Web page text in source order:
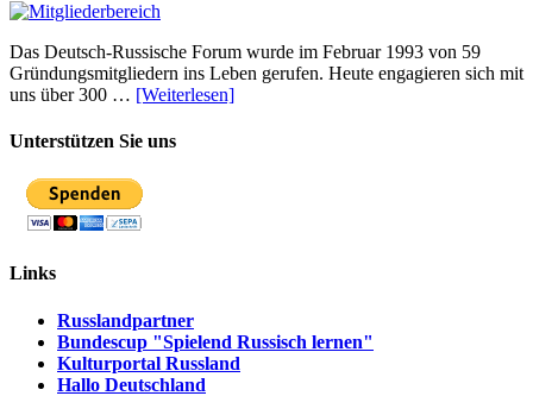
Das Deutsch-Russische Forum wurde im Februar 1993 von 59
Gründungsmitgliedern ins Leben gerufen. Heute engagieren sich mit
uns über 300 … [Weiterlesen]
Unterstützen Sie uns
Links
Russlandpartner
Bundescup "Spielend Russisch lernen"
Kulturportal Russland
Hallo Deutschland